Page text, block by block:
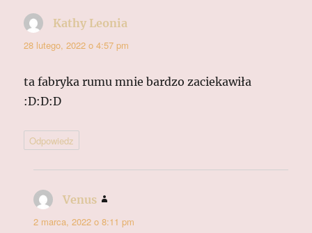
Kathy Leonia
28 lutego, 2022 o 4:57 pm
ta fabryka rumu mnie bardzo zaciekawiła
:D:D:D
Odpowiedz
Venus
2 marca, 2022 o 8:11 pm